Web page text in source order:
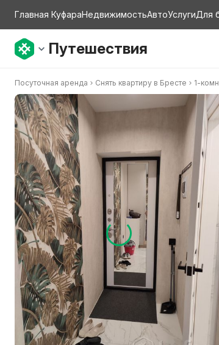
Главная КуфараНедвижимостьАвтоУслугиДля
Путешествия
Посуточная аренда Снять квартиру в Бресте 1-